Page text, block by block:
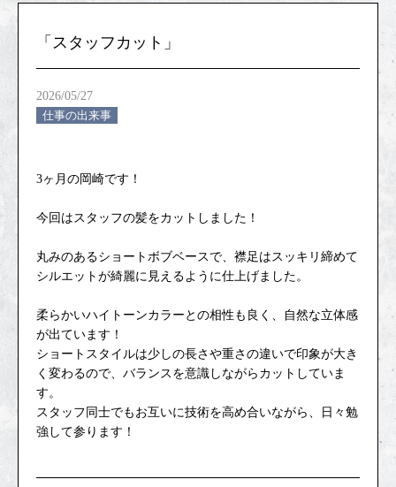
FAQ
COMPANY
NETWORK
サロンオーナー様
「スタッフカット」
2026/05/27
仕事の出来事
3ヶ月の岡崎です！
今回はスタッフの髪をカットしました！
丸みのあるショートボブベースで、襟足はスッキリ締めて
シルエットが綺麗に見えるように仕上げました。
柔らかいハイトーンカラーとの相性も良く、自然な立体感
が出ています！
ショートスタイルは少しの長さや重さの違いで印象が大き
く変わるので、バランスを意識しながらカットしていま
す。
スタッフ同士でもお互いに技術を高め合いながら、日々勉
強して参ります！